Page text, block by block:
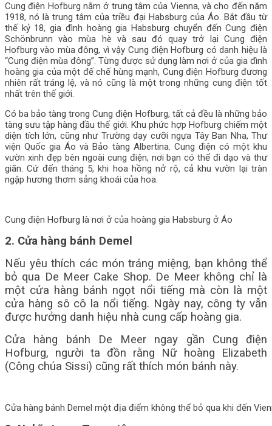
Cung điện Hofburg nằm ở trung tâm của Vienna, và cho đến năm
1918, nó là trung tâm của triều đại Habsburg của Áo. Bắt đầu từ
thế kỷ 18, gia đình hoàng gia Habsburg chuyển đến Cung điện
Schönbrunn vào mùa hè và sau đó quay trở lại Cung điện
Hofburg vào mùa đông, vì vậy Cung điện Hofburg có danh hiệu là
“Cung điện mùa đông”. Từng được sử dụng làm nơi ở của gia đình
hoàng gia của một đế chế hùng mạnh, Cung điện Hofburg đương
nhiên rất tráng lệ, và nó cũng là một trong những cung điện tốt
nhất trên thế giới.
Có ba bảo tàng trong Cung điện Hofburg, tất cả đều là những bảo
tàng sưu tập hàng đầu thế giới. Khu phức hợp Hofburg chiếm một
diện tích lớn, cũng như Trường dạy cưỡi ngựa Tây Ban Nha, Thư
viện Quốc gia Áo và Bảo tàng Albertina. Cung điện có một khu
vườn xinh đẹp bên ngoài cung điện, nơi bạn có thể đi dạo và thư
giãn. Cứ đến tháng 5, khi hoa hồng nở rộ, cả khu vườn lại tràn
ngập hương thơm sảng khoái của hoa.
Cung điện Hofburg là nơi ở của hoàng gia Habsburg ở Áo
2. Cửa hàng bánh Demel
Nếu yêu thích các món tráng miệng, bạn không thể
bỏ qua De Meer Cake Shop. De Meer không chỉ là
một cửa hàng bánh ngọt nổi tiếng mà còn là một
cửa hàng sô cô la nổi tiếng. Ngày nay, công ty vẫn
được hưởng danh hiệu nhà cung cấp hoàng gia.
Cửa hàng bánh De Meer ngay gần Cung điện
Hofburg, người ta đồn rằng Nữ hoàng Elizabeth
(Công chúa Sissi) cũng rất thích món bánh này.
Cửa hàng bánh Demel một địa điểm không thể bỏ qua khi đến